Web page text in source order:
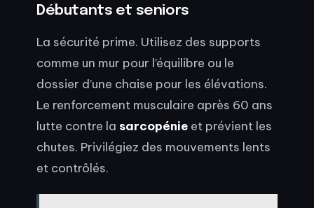
Débutants et seniors
La sécurité prime. Utilisez des supports
comme un mur pour l’équilibre ou le
dossier d’une chaise pour les élévations.
Le renforcement musculaire après 60 ans
lutte contre la sarcopénie et prévient les
chutes. Privilégiez des mouvements lents
et contrôlés.